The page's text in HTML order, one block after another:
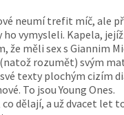
neumí trefit míč, ale
ho vymysleli. Kapela,
že měli sex s Giannim
rozumět) svým
texty plochým cizím
To jsou Young Ones.
dělají, a už dvacet let